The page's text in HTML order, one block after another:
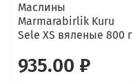
Маслины
Marmarabirlik Kuru
Sele XS вяленые 800 г
935.00 ₽